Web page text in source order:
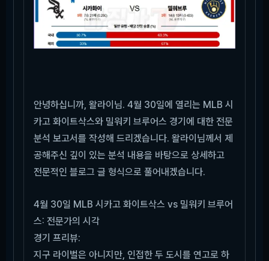
안녕하십니까, 왈라이님. 4월 30일에 열리는 MLB 시
카고 화이트삭스와 밀워키 브루어스 경기에 대한 전문
분석 보고서를 작성해 드리겠습니다. 왈라이님께서 제
공해주신 깊이 있는 분석 내용을 바탕으로 상세하고
전문적인 블로그 글 형식으로 풀어내겠습니다.
4월 30일 MLB 시카고 화이트삭스 vs 밀워키 브루어
스: 전문가의 시각
경기 프리뷰:
지구 라이벌은 아니지만, 인접한 두 도시를 연고로 하